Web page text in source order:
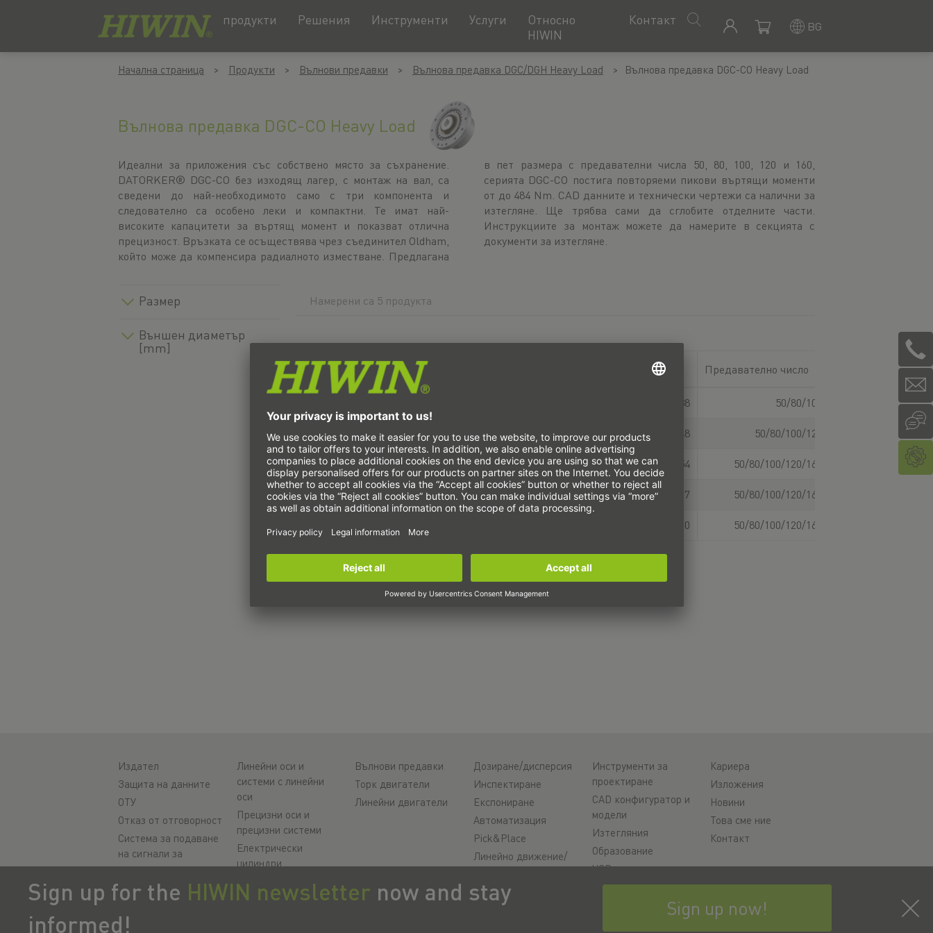
Контакт
Относно
HIWIN
Услуги
Инструменти
Решения
продукти BG
Начална страница Продукти Вълнови предавки Вълнова предавка DGC/DGH Heavy Load Вълнова предавка DGC-CO Heavy Load
Вълнова предавка DGC-CO Heavy Load
Идеални за приложения със собствено място за съхранение.
DATORKER® DGC-CO без изходящ лагер, с монтаж на вал, са
сведени до най-необходимото само с три компонента и
следователно са особено леки и компактни. Те имат най-
високите капацитети за въртящ момент и показват отлична
прецизност. Връзката се осъществява чрез съединител Oldham,
който може да компенсира радиалното изместване. Предлагана
в пет размера с предавателни числа 50, 80, 100, 120 и 160,
серията DGC-CO постига повторяеми пикови въртящи моменти
от до 484 Nm. CAD данните и технически чертежи са налични за
изтегляне. Ще трябва сами да сглобите отделните части.
Инструкциите за монтаж можете да намерите в секцията с
документи за изтегляне.
Размер
Външен диаметър
[mm]
Намерени са 5 продукта
Тип Външен диаметър Предавателно число Диаметър на вала
38 50/80/100
DGC-17-XX-CO 60 48 50/80/100/120
DGC-20-XX-CO 70 54 50/80/100/120/160
DGC-25-XX-CO 85 67 50/80/100/120/160
90 50/80/100/120/160
Sign up for the HIWIN newsletter now and stay
informed!
Sign up now!
Издател
Защита на данните
ОТУ
Отказ от отговорност
Система за подаване
на сигнали за
нередности
Настройки на
бисквитките
Линейни оси и
системи с линейни
оси
Прецизни оси и
прецизни системи
Електрически
цилиндри
Кръгли маси
Серводвигатели
Вълнови предавки
Торк двигатели
Линейни двигатели
Дозиране/дисперсия
Инспектиране
Експониране
Автоматизация
Pick&Place
Линейно движение/
Фрезоване/
обработка чрез
Инструменти за
проектиране
CAD конфигуратор и
модели
Изтегляния
Образование
ЧЗВ
Support
Кариера
Изложения
Новини
Това сме ние
Контакт